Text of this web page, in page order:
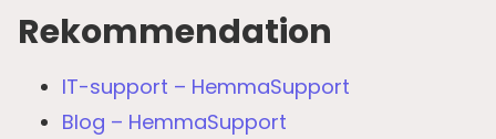
Rekommendation
IT-support – HemmaSupport
Blog – HemmaSupport